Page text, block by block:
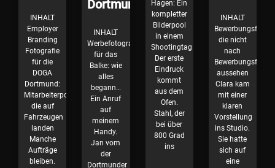
INHALT
Employer
Branding
Fotografie
für die
DOGA
Dortmund:
Mitarbeiterportraits,
die auf
Fahrzeugen
landen
Manche
Aufträge
bleiben.
Dortmund
INHALT
Werbefotografie
für das
Balke: wie
alles
begann…
Ein Anruf
auf
meinem
Handy.
Jan vom
der
Dortmunder
Hagen: Ein
kompletter
Bilderpool
in einem
Shootingtag
Der erste
Eindruck
kommt
aus dem
Ofen.
Stahl, der
bei über
800 Grad
ins
INHALT
Bewerbungsfotos,
die nicht
nach
Bewerbungsfotos
aussehen
Clara kam
mit einer
klaren
Vorstellung
ins Studio.
Sie hatte
sich auf
eine